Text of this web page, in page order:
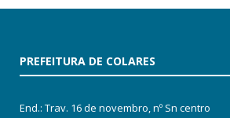
PREFEITURA DE COLARES
End.: Trav. 16 de novembro, nº Sn centro